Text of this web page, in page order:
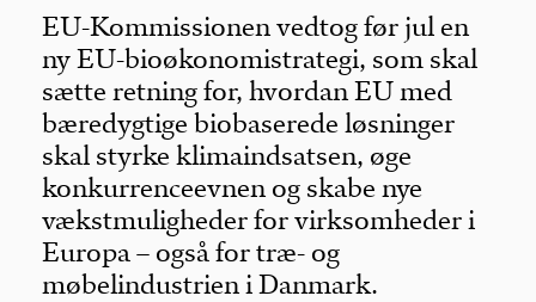
EU-Kommissionen vedtog før jul en
ny EU-bioøkonomistrategi, som skal
sætte retning for, hvordan EU med
bæredygtige biobaserede løsninger
skal styrke klimaindsatsen, øge
konkurrenceevnen og skabe nye
vækstmuligheder for virksomheder i
Europa – også for træ- og
møbelindustrien i Danmark.